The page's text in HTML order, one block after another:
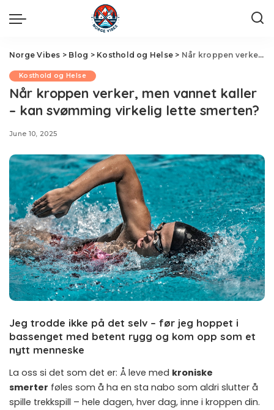
Norge Vibes > Blog > Kosthold og Helse > Når kroppen verker, men vannet kaller – kan svømming virkelig lette smerten?
Kosthold og Helse
Når kroppen verker, men vannet kaller
– kan svømming virkelig lette smerten?
June 10, 2025
Jeg trodde ikke på det selv – før jeg hoppet i
bassenget med betent rygg og kom opp som et
nytt menneske
La oss si det som det er: Å leve med kroniske
smerter føles som å ha en sta nabo som aldri slutter å
spille trekkspill – hele dagen, hver dag, inne i kroppen din.